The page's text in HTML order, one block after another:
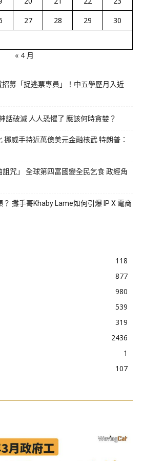
27 28 29
30
« 4 月
募「捉逃票專員」！中五學歷月入近
話破滅 人人恐懼了 應該何時貪婪？
威手持近萬億美元金融核武 特朗普：
咒」 全球第四富國變全民乞食 政經角
攤手哥Khaby Lame如何引爆 IP X 電商
118
877
980
539
319
2436
1
107